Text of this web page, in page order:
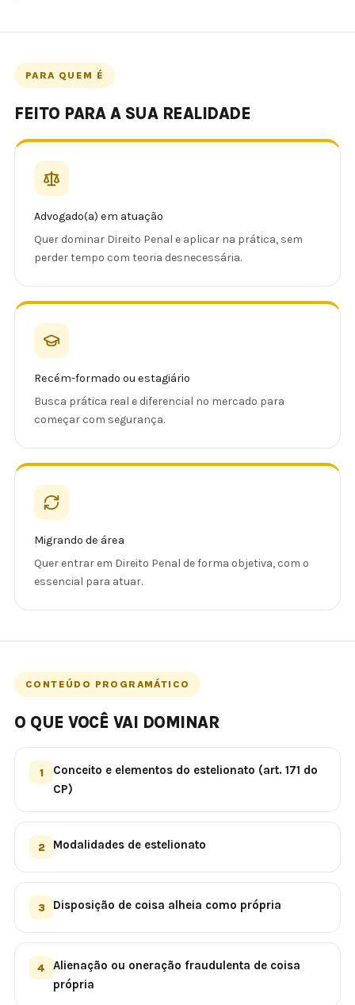
PARA QUEM É
FEITO PARA A SUA REALIDADE
Advogado(a) em atuação
Quer dominar Direito Penal e aplicar na prática, sem
perder tempo com teoria desnecessária.
Recém-formado ou estagiário
Busca prática real e diferencial no mercado para
começar com segurança.
Migrando de área
Quer entrar em Direito Penal de forma objetiva, com o
essencial para atuar.
CONTEÚDO PROGRAMÁTICO
O QUE VOCÊ VAI DOMINAR
1
Conceito e elementos do estelionato (art. 171 do
CP)
2 Modalidades de estelionato
3 Disposição de coisa alheia como própria
4
Alienação ou oneração fraudulenta de coisa
própria